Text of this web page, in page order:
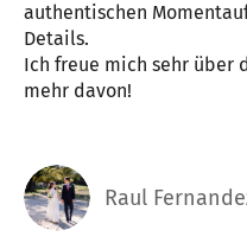
authentischen
Details.
Ich freue mich sehr über
mehr davon!
Raul